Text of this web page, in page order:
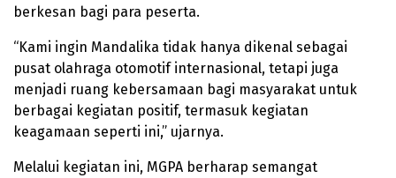
berkesan bagi para peserta.
“Kami ingin Mandalika tidak hanya dikenal sebagai
pusat olahraga otomotif internasional, tetapi juga
menjadi ruang kebersamaan bagi masyarakat untuk
berbagai kegiatan positif, termasuk kegiatan
keagamaan seperti ini,” ujarnya.
Melalui kegiatan ini, MGPA berharap semangat